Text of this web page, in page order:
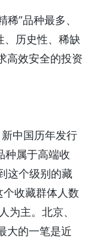
”品种最多、
、历史性、稀缺
高效安全的投资
中国历年发行
种属于高端收
这个级别的藏
收藏群体人数
为主。北京、
大的一笔是近